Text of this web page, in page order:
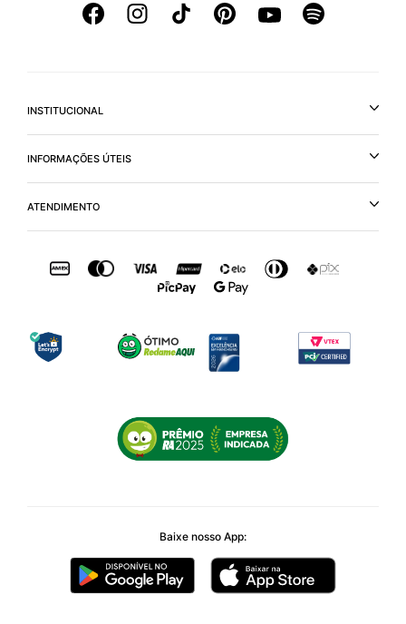
INSTITUCIONAL
INFORMAÇÕES ÚTEIS
ATENDIMENTO
Baixe nosso App: